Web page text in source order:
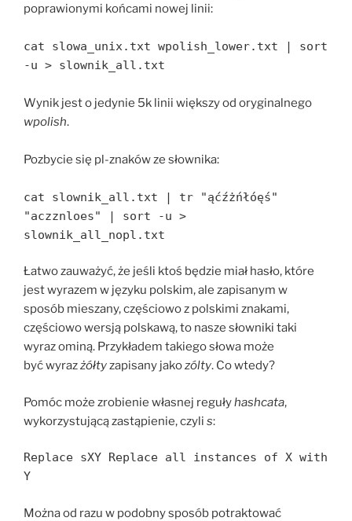
poprawionymi końcami nowej linii:
cat slowa_unix.txt wpolish_lower.txt | sort
-u > slownik_all.txt
Wynik jest o jedynie 5k linii większy od oryginalnego
wpolish.
Pozbycie się pl-znaków ze słownika:
cat slownik_all.txt | tr "ąćźżńłóęś"
"aczznloes" | sort -u >
slownik_all_nopl.txt
Łatwo zauważyć, że jeśli ktoś będzie miał hasło, które
jest wyrazem w języku polskim, ale zapisanym w
sposób mieszany, częściowo z polskimi znakami,
częściowo wersją polskawą, to nasze słowniki taki
wyraz ominą. Przykładem takiego słowa może
być wyrazżółtyzapisany jakozólty. Co wtedy?
Pomóc może zrobienie własnej regułyhashcata,
wykorzystującą zastąpienie, czyli s:
Replace sXY Replace all instances of X with
Y
Można od razu w podobny sposób potraktować